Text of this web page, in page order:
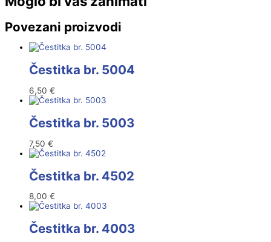
Povezani proizvodi
Čestitka br. 5004
6,50 €
Čestitka br. 5003
7,50 €
Čestitka br. 4502
8,00 €
Čestitka br. 4003